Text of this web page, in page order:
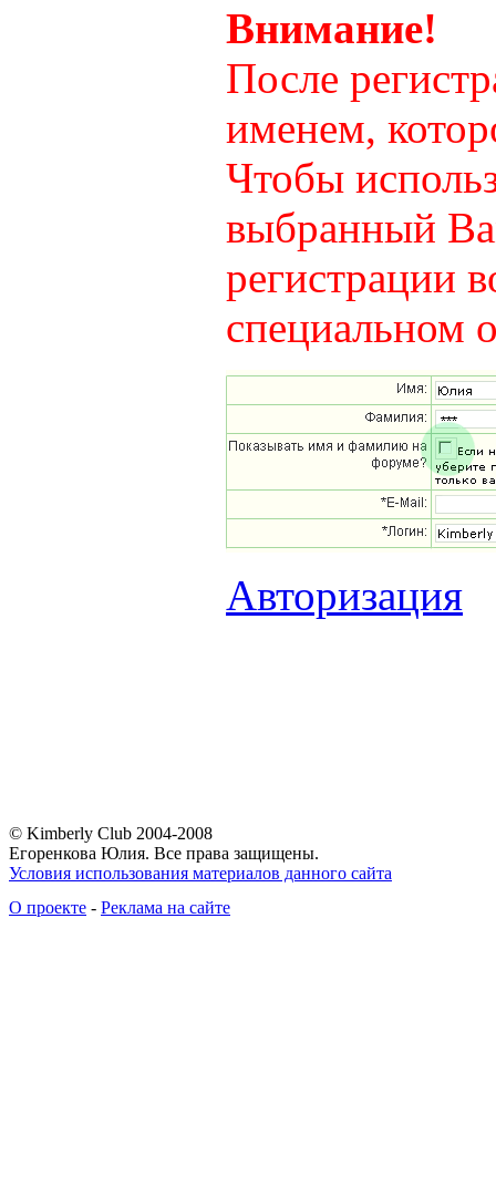
Внимание!
После
именем,
Чтобы
выбранный
регистрации
специальном
Авторизация
© Kimberly Club 2004-2008
Егоренкова Юлия. Все права защищены.
Условия использования материалов данного сайта
О проекте - Реклама на сайте